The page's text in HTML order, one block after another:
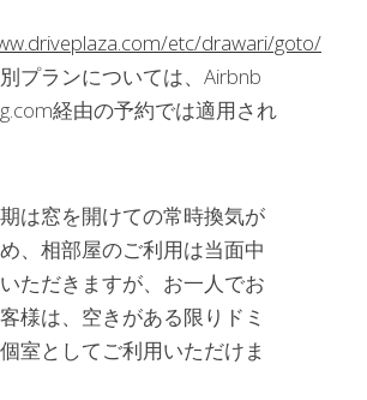
etc/drawari/goto/
プランについては、Airbnb
経由の予約では適用され
は窓を開けての常時換気が
、相部屋のご利用は当面中
ただきますが、お一人でお
様は、空きがある限りドミ
室としてご利用いただけま